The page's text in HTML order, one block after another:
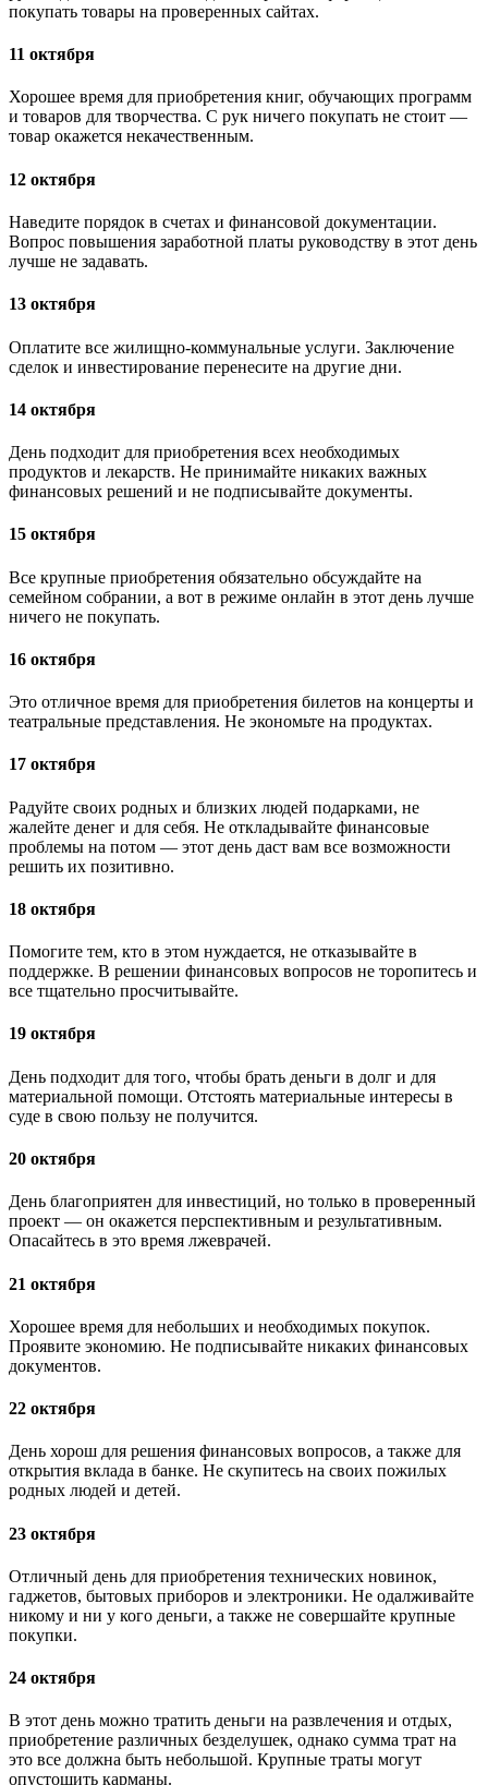
покупать товары на проверенных сайтах.
11 октября
Хорошее время для приобретения книг, обучающих программ
и товаров для творчества. С рук ничего покупать не стоит —
товар окажется некачественным.
12 октября
Наведите порядок в счетах и финансовой документации.
Вопрос повышения заработной платы руководству в этот день
лучше не задавать.
13 октября
Оплатите все жилищно-коммунальные услуги. Заключение
сделок и инвестирование перенесите на другие дни.
14 октября
День подходит для приобретения всех необходимых
продуктов и лекарств. Не принимайте никаких важных
финансовых решений и не подписывайте документы.
15 октября
Все крупные приобретения обязательно обсуждайте на
семейном собрании, а вот в режиме онлайн в этот день лучше
ничего не покупать.
16 октября
Это отличное время для приобретения билетов на концерты и
театральные представления. Не экономьте на продуктах.
17 октября
Радуйте своих родных и близких людей подарками, не
жалейте денег и для себя. Не откладывайте финансовые
проблемы на потом — этот день даст вам все возможности
решить их позитивно.
18 октября
Помогите тем, кто в этом нуждается, не отказывайте в
поддержке. В решении финансовых вопросов не торопитесь и
все тщательно просчитывайте.
19 октября
День подходит для того, чтобы брать деньги в долг и для
материальной помощи. Отстоять материальные интересы в
суде в свою пользу не получится.
20 октября
День благоприятен для инвестиций, но только в проверенный
проект — он окажется перспективным и результативным.
Опасайтесь в это время лжеврачей.
21 октября
Хорошее время для небольших и необходимых покупок.
Проявите экономию. Не подписывайте никаких финансовых
документов.
22 октября
День хорош для решения финансовых вопросов, а также для
открытия вклада в банке. Не скупитесь на своих пожилых
родных людей и детей.
23 октября
Отличный день для приобретения технических новинок,
гаджетов, бытовых приборов и электроники. Не одалживайте
никому и ни у кого деньги, а также не совершайте крупные
покупки.
24 октября
В этот день можно тратить деньги на развлечения и отдых,
приобретение различных безделушек, однако сумма трат на
это все должна быть небольшой. Крупные траты могут
опустошить карманы.